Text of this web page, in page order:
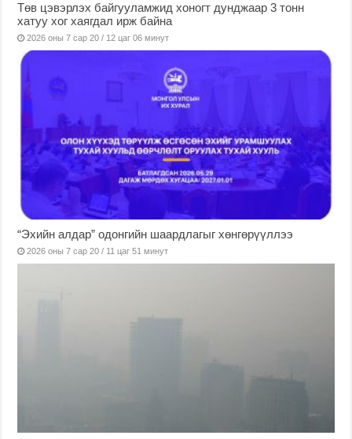
Төв цэвэрлэх байгууламжид хоногт дунджаар 3 тонн
хатуу хог хаягдал ирж байна
2026 оны 7 сар 20 / 12 цаг 06 минут
“Эхийн алдар” одонгийн шаардлагыг хөнгөрүүллээ
2026 оны 7 сар 20 / 11 цаг 51 минут